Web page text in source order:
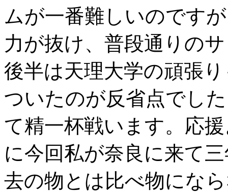
ムが一番難しいのです
力が抜け、普段通りの
後半は天理大学の頑張
ついたのが反省点でし
て精一杯戦います。応
に今回私が奈良に来て
去の物とは比べ物にな